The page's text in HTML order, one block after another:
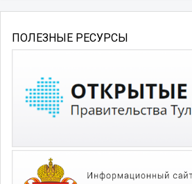
ПОЛЕЗНЫЕ РЕСУРСЫ